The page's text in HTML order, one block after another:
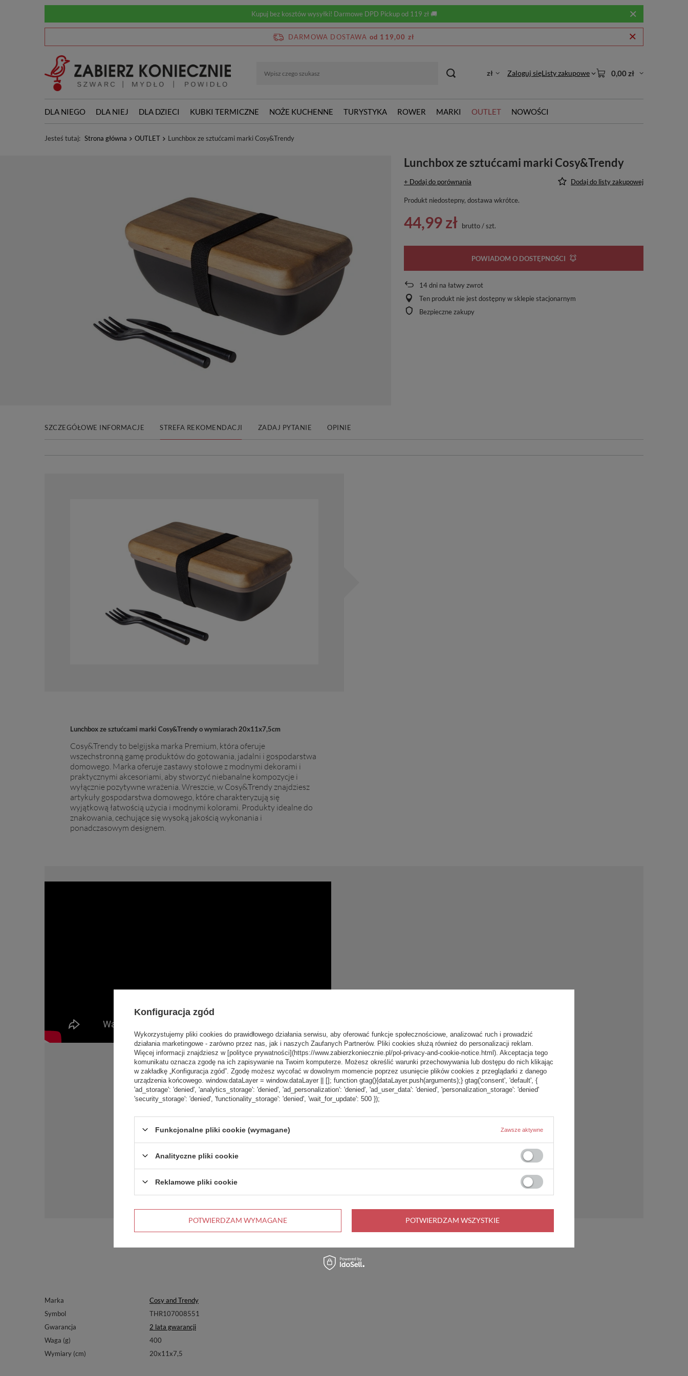
Kupuj bez kosztów wysyłki! Darmowe DPD Pickup od 119 zł 🚚
DARMOWA DOSTAWA od 119,00 zł
zł Zaloguj sięListy zakupowe 0,00 zł
DLA NIEGO DLA NIEJ DLA DZIECI KUBKI TERMICZNE NOŻE KUCHENNE TURYSTYKA ROWER MARKI OUTLET NOWOŚCI
Jesteś tutaj: Strona główna OUTLET Lunchbox ze sztućcami marki Cosy&Trendy
Lunchbox ze sztućcami marki Cosy&Trendy
+ Dodaj do porównania Dodaj do listy zakupowej
Produkt niedostepny, dostawa wkrótce
44,99 zł brutto/szt.
POWIADOM O DOSTĘPNOŚCI
14dni na łatwy zwrot
Ten produkt nie jest dostępny w sklepie stacjonarnym
Bezpieczne zakupy
SZCZEGÓŁOWE INFORMACJE STREFA REKOMENDACJI ZADAJ PYTANIE OPINIE
Lunchbox ze sztućcami marki Cosy&Trendy o wymiarach 20x11x7,5cm
Cosy&Trendy to belgijska marka Premium, która oferuje
wszechstronną gamę produktów do gotowania, jadalni i gospodarstwa
domowego. Marka oferuje zastawy stołowe z modnymi dekorami i
praktycznymi akcesoriami, aby stworzyć niebanalne kompozycje i
wyłącznie pozytywne wrażenia. Wreszcie, w Cosy&Trendyznajdziesz
artykuły gospodarstwa domowego, które charakteryzują się
wyjątkową łatwością użycia i modnymi kolorami. Produkty idealne do
znakowania, cechujące się wysoką jakością wykonania i
ponadczasowym designem.
Marka
Cosy and Trendy
Symbol
THR107008551
Gwarancja
2 lata gwarancji
Waga (g)
400
Wymiary (cm)
20x11x7,5
Konfiguracja zgód
Wykorzystujemy pliki cookies do prawidłowego działania serwisu, aby oferować funkcje społecznościowe, analizować ruch i prowadzić
działania marketingowe - zarówno przez nas, jak i naszych Zaufanych Partnerów. Pliki cookies służą również do personalizacji reklam.
Więcej informacji znajdziesz w [polityce prywatności](https://www.zabierzkoniecznie.pl/pol-privacy-and-cookie-notice.html). Akceptacja tego
komunikatu oznacza zgodę na ich zapisywanie na Twoim komputerze. Możesz określić warunki przechowywania lub dostępu do nich klikając
w zakładkę „Konfiguracja zgód”. Zgodę możesz wycofać w dowolnym momencie poprzez usunięcie plików cookies z przeglądarki z danego
urządzenia końcowego. window.dataLayer = window.dataLayer || []; function gtag(){dataLayer.push(arguments);} gtag('consent', 'default', {
'ad_storage': 'denied', 'analytics_storage': 'denied', 'ad_personalization': 'denied', 'ad_user_data': 'denied', 'personalization_storage': 'denied'
'security_storage': 'denied', 'functionality_storage': 'denied', 'wait_for_update': 500 });
Funkcjonalne pliki cookie (wymagane) Zawsze aktywne
Analityczne pliki cookie
Reklamowe pliki cookie
POTWIERDZAM WYMAGANE POTWIERDZAM WSZYSTKIE